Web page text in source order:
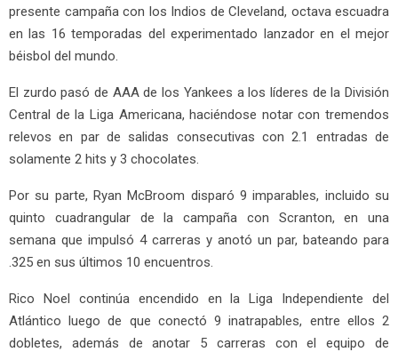
presente campaña con los Indios de Cleveland, octava escuadra
en las 16 temporadas del experimentado lanzador en el mejor
béisbol del mundo.
El zurdo pasó de AAA de los Yankees a los líderes de la División
Central de la Liga Americana, haciéndose notar con tremendos
relevos en par de salidas consecutivas con 2.1 entradas de
solamente 2 hits y 3 chocolates.
Por su parte, Ryan McBroom disparó 9 imparables, incluido su
quinto cuadrangular de la campaña con Scranton, en una
semana que impulsó 4 carreras y anotó un par, bateando para
.325 en sus últimos 10 encuentros.
Rico Noel continúa encendido en la Liga Independiente del
Atlántico luego de que conectó 9 inatrapables, entre ellos 2
dobletes, además de anotar 5 carreras con el equipo de